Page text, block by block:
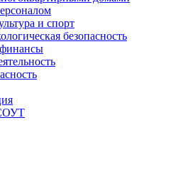
и спорт
безопасность